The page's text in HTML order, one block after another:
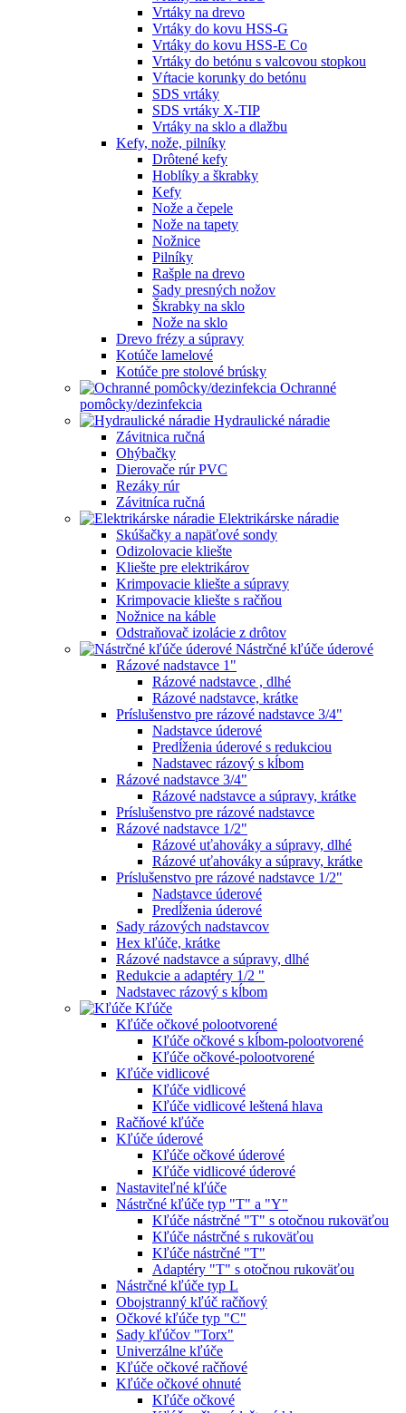
Vrtáky na drevo
Vrtáky do kovu HSS-G
Vrtáky do kovu HSS-E Co
Vrtáky do betónu s valcovou stopkou
Vŕtacie korunky do betónu
SDS vrtáky
SDS vrtáky X-TIP
Vrtáky na sklo a dlažbu
Kefy, nože, pilníky
Drôtené kefy
Hoblíky a škrabky
Kefy
Nože a čepele
Nože na tapety
Nožnice
Pilníky
Rašple na drevo
Sady presných nožov
Škrabky na sklo
Nože na sklo
Drevo frézy a súpravy
Kotúče lamelové
Kotúče pre stolové brúsky
Ochranné
pomôcky/dezinfekcia
Hydraulické náradie
Závitnica ručná
Ohýbačky
Dierovače rúr PVC
Rezáky rúr
Závitníca ručná
Elektrikárske náradie
Skúšačky a napäťové sondy
Odizolovacie kliešte
Kliešte pre elektrikárov
Krimpovacie kliešte a súpravy
Krimpovacie kliešte s račňou
Nožnice na káble
Odstraňovač izolácie z drôtov
Nástrčné kľúče úderové
Rázové nadstavce 1"
Rázové nadstavce , dlhé
Rázové nadstavce, krátke
Príslušenstvo pre rázové nadstavce 3/4"
Nadstavce úderové
Predĺženia úderové s redukciou
Nadstavec rázový s kĺbom
Rázové nadstavce 3/4"
Rázové nadstavce a súpravy, krátke
Príslušenstvo pre rázové nadstavce
Rázové nadstavce 1/2"
Rázové uťahováky a súpravy, dlhé
Rázové uťahováky a súpravy, krátke
Príslušenstvo pre rázové nadstavce 1/2"
Nadstavce úderové
Predĺženia úderové
Sady rázových nadstavcov
Hex kľúče, krátke
Rázové nadstavce a súpravy, dlhé
Redukcie a adaptéry 1/2 "
Nadstavec rázový s kĺbom
Kľúče
Kľúče očkové polootvorené
Kľúče očkové s kĺbom-polootvorené
Kľúče očkové-polootvorené
Kľúče vidlicové
Kľúče vidlicové
Kľúče vidlicové leštená hlava
Račňové kľúče
Kľúče úderové
Kľúče očkové úderové
Kľúče vidlicové úderové
Nastaviteľné kľúče
Nástrčné kľúče typ "T" a "Y"
Kľúče nástrčné "T" s otočnou rukoväťou
Kľúče nástrčné s rukoväťou
Kľúče nástrčné "T"
Adaptéry "T" s otočnou rukoväťou
Nástrčné kľúče typ L
Obojstranný kľúč račňový
Očkové kľúče typ "C"
Sady kľúčov "Torx"
Univerzálne kľúče
Kľúče očkové račňové
Kľúče očkové ohnuté
Kľúče očkové